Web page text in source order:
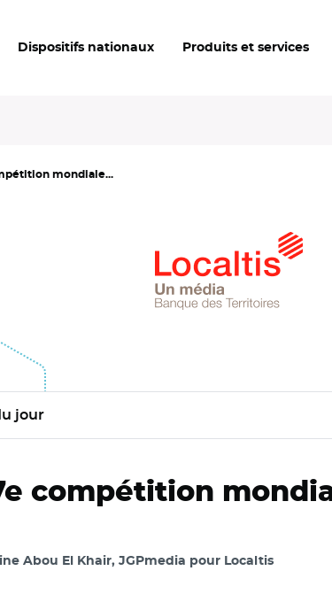
Dispositifs nationaux Produits et services
mondiale...
jour
compétition
Abou El Khair, JGPmedia pour Localtis